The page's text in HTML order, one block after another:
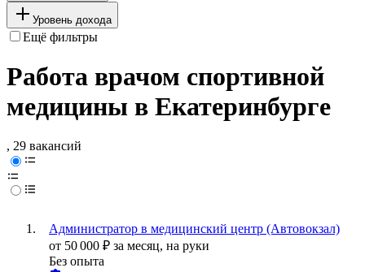
Уровень дохода
Ещё фильтры
Работа врачом спортивной
медицины в Екатеринбурге
, 29 вакансий
Администратор в медицинский центр (Автовокзал)
от 50 000 ₽ за месяц, на руки
Без опыта